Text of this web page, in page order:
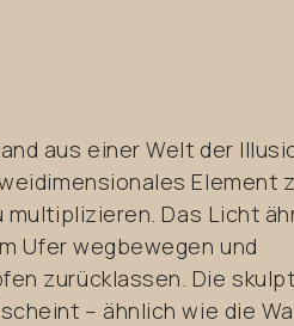
aus einer Welt der
Element
multiplizieren. Das Licht
Ufer wegbewegen und
zurücklassen. Die
– ähnlich wie die